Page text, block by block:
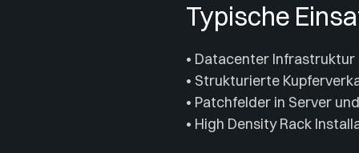
Typische
• Datacenter Infrastruktur
• Strukturierte
• Patchfelder in Server
• High Density Rack